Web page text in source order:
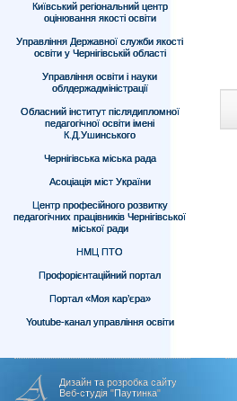
Київський регіональний центр
оцінювання якості освіти
Управління Державної служби якості
освіти у Чернігівській області
Управління освіти і науки
облдержадміністрації
Обласний інститут післядипломної
педагогічної освіти імені
К.Д.Ушинського
Чернігівська міська рада
Асоціація міст України
Центр професійного розвитку
педагогічних працівників Чернігівської
міської ради
НМЦ ПТО
Профорієнтаційний портал
Портал «Моя кар’єра»
Youtube-канал управління освіти
Дизайн та розробка сайту
Веб-студія "Паутинка"